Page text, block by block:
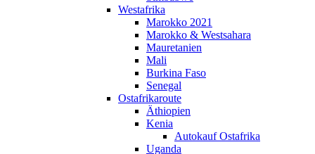
Westafrika
Marokko 2021
Marokko & Westsahara
Mauretanien
Mali
Burkina Faso
Senegal
Ostafrikaroute
Äthiopien
Kenia
Autokauf Ostafrika
Uganda